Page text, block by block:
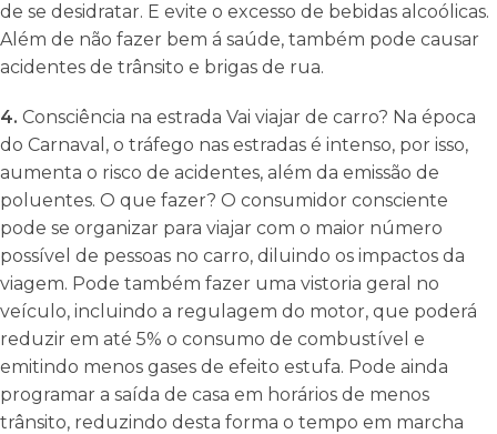
de se desidratar. E evite o excesso de bebidas alcoólicas.
Além de não fazer bem á saúde, também pode causar
acidentes de trânsito e brigas de rua.
4. Consciência na estrada Vai viajar de carro? Na época
do Carnaval, o tráfego nas estradas é intenso, por isso,
aumenta o risco de acidentes, além da emissão de
poluentes. O que fazer? O consumidor consciente
pode se organizar para viajar com o maior número
possível de pessoas no carro, diluindo os impactos da
viagem. Pode também fazer uma vistoria geral no
veículo, incluindo a regulagem do motor, que poderá
reduzir em até 5% o consumo de combustível e
emitindo menos gases de efeito estufa. Pode ainda
programar a saída de casa em horários de menos
trânsito, reduzindo desta forma o tempo em marcha